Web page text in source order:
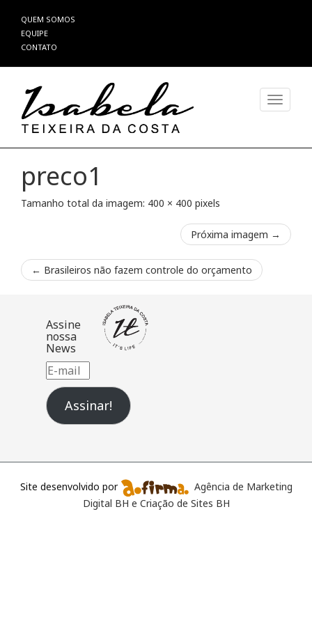
Pular
para
o
QUEM SOMOS
EQUIPE
CONTATO
preco1
Tamanho total da imagem: 400 × 400 pixels
Próxima imagem →
← Brasileiros não fazem controle do orçamento
Assine
nossa
News
E-
mail
Assinar!
Site desenvolvido por
Agência de Marketing
Digital BH e Criação de Sites BH